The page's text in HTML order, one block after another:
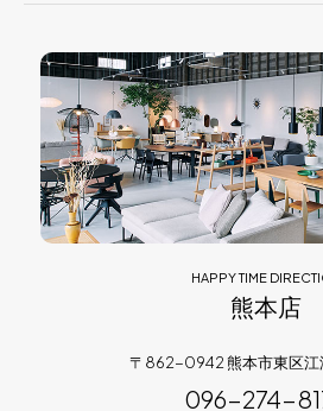
HAPPY TIME
熊本店
〒862-0942 熊本市東区
096-274-